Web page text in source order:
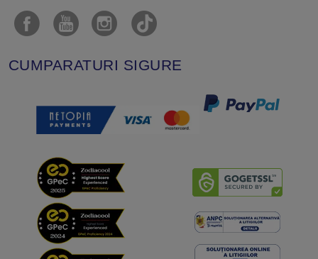
CUMPARATURI SIGURE